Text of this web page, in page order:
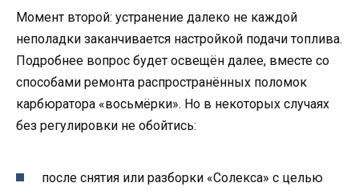
Момент второй: устранение далеко не каждой
неполадки заканчивается настройкой подачи топлива.
Подробнее вопрос будет освещён далее, вместе со
способами ремонта распространённых поломок
карбюратора «восьмёрки». Но в некоторых случаях
без регулировки не обойтись:
после снятия или разборки «Солекса» с целью